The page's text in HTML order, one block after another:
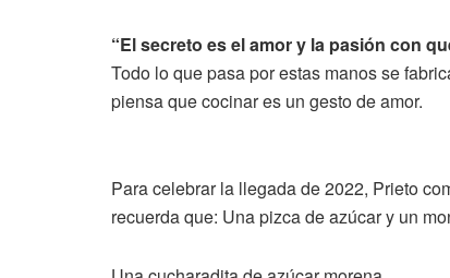
“El secreto es el amor y la pasión con
Todo lo que pasa por estas manos se
piensa que cocinar es un gesto de amor.
Para celebrar la llegada de 2022, Prieto
recuerda que: Una pizca de azúcar y un